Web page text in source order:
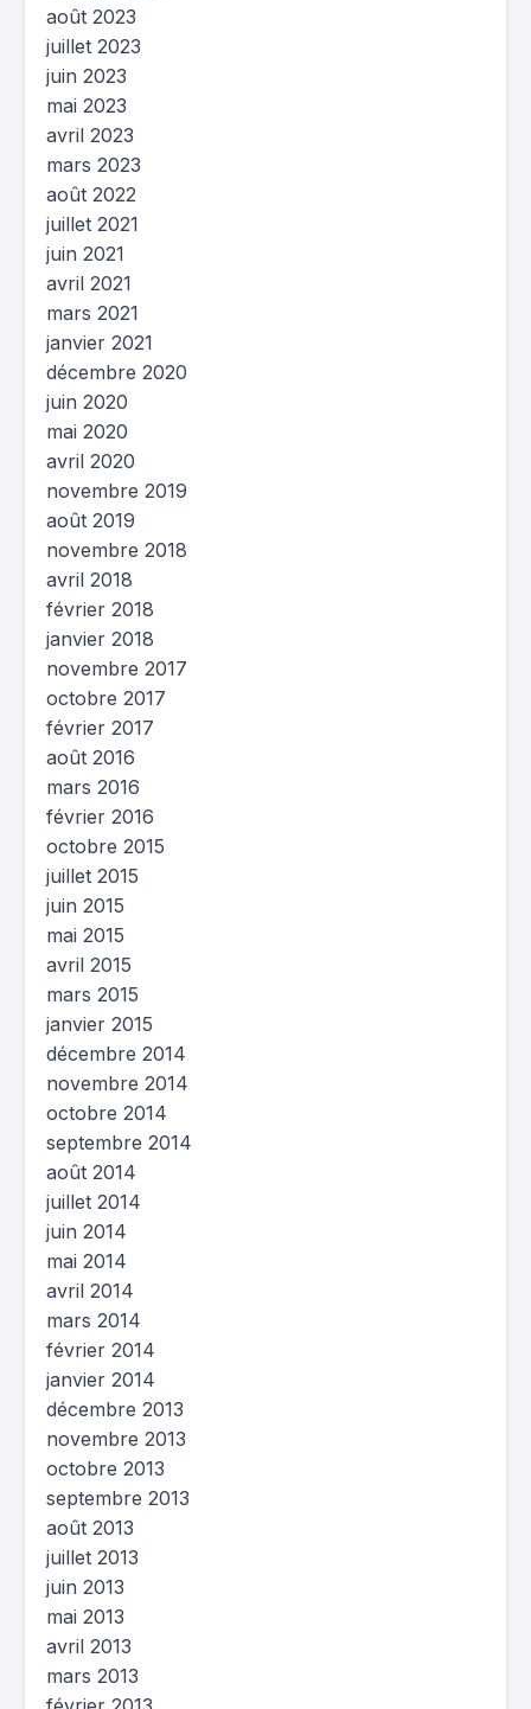
août 2023
juillet 2023
juin 2023
mai 2023
avril 2023
mars 2023
août 2022
juillet 2021
juin 2021
avril 2021
mars 2021
janvier 2021
décembre 2020
juin 2020
mai 2020
avril 2020
novembre 2019
août 2019
novembre 2018
avril 2018
février 2018
janvier 2018
novembre 2017
octobre 2017
février 2017
août 2016
mars 2016
février 2016
octobre 2015
juillet 2015
juin 2015
mai 2015
avril 2015
mars 2015
janvier 2015
décembre 2014
novembre 2014
octobre 2014
septembre 2014
août 2014
juillet 2014
juin 2014
mai 2014
avril 2014
mars 2014
février 2014
janvier 2014
décembre 2013
novembre 2013
octobre 2013
septembre 2013
août 2013
juillet 2013
juin 2013
mai 2013
avril 2013
mars 2013